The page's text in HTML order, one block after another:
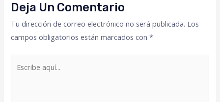
Deja Un Comentario
Tu dirección de correo electrónico no será publicada. Los
campos obligatorios están marcados con*